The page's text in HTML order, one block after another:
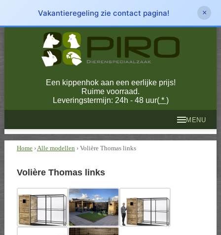
Vakantieregeling zie contact pagina! ×
Een kippenhok aan een eerlijke prijs!
Ruime voorraad.
Leveringstermijn: 24h - 48 uur(* )
MENU
Home ›Alle modellen › Volière Thomas links
Volière Thomas links